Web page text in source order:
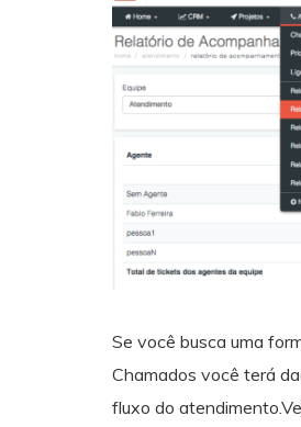
Se você busca uma
Chamados você terá
fluxo do